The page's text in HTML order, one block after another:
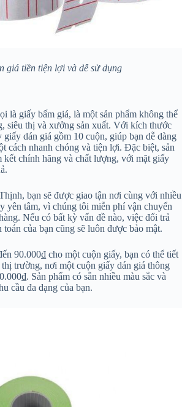
giá tiền tiện lợi và dễ sử dụng
là giấy bấm giá, là một sản phẩm không thể
siêu thị và xưởng sản xuất. Với kích thước
dán giá gồm 10 cuộn, giúp bạn dễ dàng
cách nhanh chóng và tiện lợi. Đặc biệt, sản
kết chính hãng và chất lượng, với mặt giấy
bạn sẽ được giao tận nơi cùng với nhiều
yên tâm, vì chúng tôi miễn phí vận chuyển
Nếu có bất kỳ vấn đề nào, việc đổi trả
của bạn cũng sẽ luôn được bảo mật.
90.000₫ cho một cuộn giấy, bạn có thể tiết
trường, nơi một cuộn giấy dán giá thông
Sản phẩm có sẵn nhiều màu sắc và
cầu đa dạng của bạn.